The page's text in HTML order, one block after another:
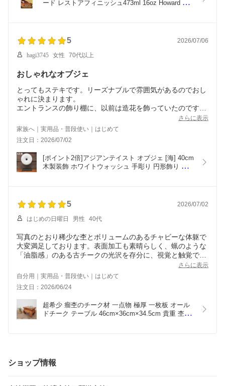
ード レストアフィニッシュ473ml 16oz Howard
プルパイン ニュートラル
5 2026/07/06
hagi3745 女性 70代以上
おしゃれなオブジェ
とってもステキです。リーズナブルで雰囲気があるのでおし
ゃれに決まります。
エントランスの飾り棚に、以前は造花を飾っていたのです
が、ぐっとファッショナブルになりました。ありがとうござ
いました。
40センチと他に部屋用に30センチも購入しました。おすすめ
です。
さらに表示
家族へ｜実用品・普段使い｜はじめて
注文日：2026/07/02
[ポイント2倍]アジアンテイスト オブジェ [海] 40cm
木製装飾 ホワイトウォッシュ 手彫り 円形飾り 円盤
ンテリア5 2026/07/02
はじめの日曜日 男性 40代
写真のとおり稀少な杢とボリュームのあるチャビーな体躯で
大変満足しております。表面加工も素晴らしく、蝋のような
「油脂感」のある古チークの光沢を存分に、視覚と触覚で味
稀少な杢が大量に入った、王宮家具レベルの逸品と思われま
すが、お膳の横に置き、サイドテーブルとしてデジカメやタ
ブレットPCなどを置く台にして、もう使っております。
かなり迷ったけど買ってよかった！
さらに表示
自分用｜実用品・普段使い｜はじめて
注文日：2026/06/24
超希少 瘤杢のチーク材 一点物 極厚 一枚板 オール
ドチーク テーブル 46cm×36cm×34.5cm 貴重 杢目
ショップ情報